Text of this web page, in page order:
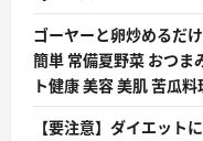
ゴーヤーと卵炒めるだ
簡単 常備夏野菜 おつま
ト健康 美容 美肌 苦瓜
【要注意】ダイエット